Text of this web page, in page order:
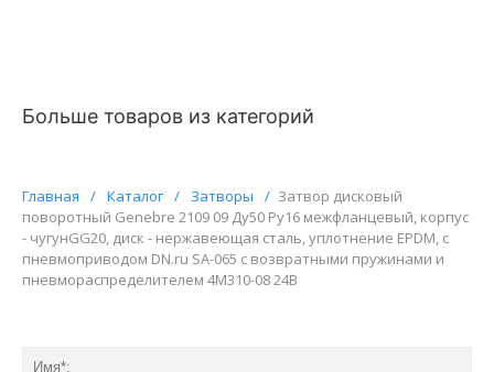
Больше товаров из категорий
Главная / Каталог / Затворы / Затвор дисковый
поворотный Genebre 2109 09 Ду50 Ру16 межфланцевый, корпус
- чугунGG20, диск - нержавеющая сталь, уплотнение EPDM, с
пневмоприводом DN.ru SA-065 с возвратными пружинами и
пневмораспределителем 4M310-08 24В